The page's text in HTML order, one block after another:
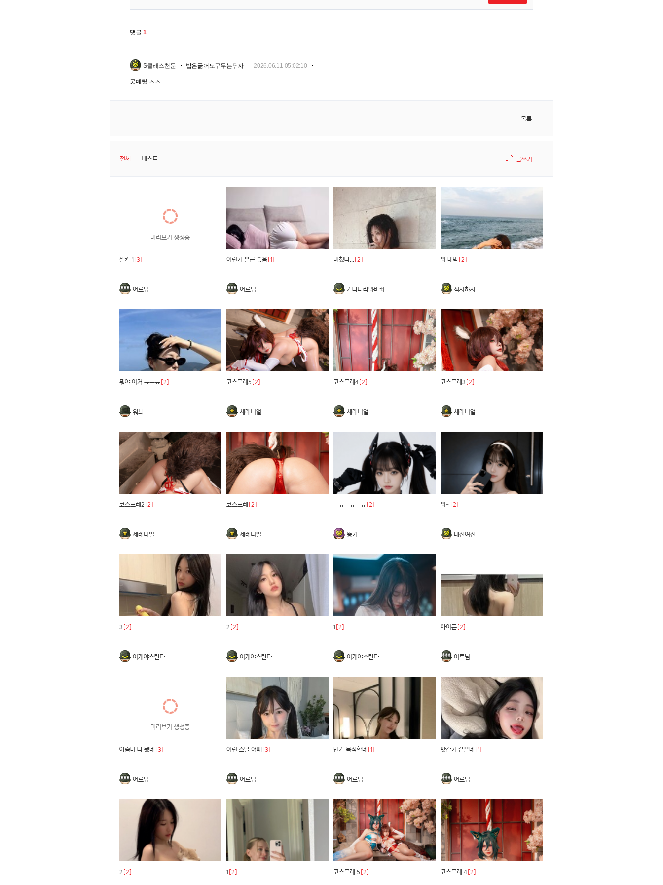
댓글 1
S클래스천문 밥은굶어도구두는닦자 2026.06.11 05:02:10
굿베릿 ㅅㅅ
목록
전체 베스트 글쓰기
미리보기 생성중
셀카 1 [3]
어로님
이런거 은근 좋음 [1]
어로님
미쳤다... [2]
가나다라뫄바솨
와 대박 [2]
식사하자
뭐야 이거 ㅠㅠㅠ [2]
워늬
코스프레5 [2]
세레니얼
코스프레4 [2]
세레니얼
코스프레3 [2]
세레니얼
코스프레2 [2]
세레니얼
코스프레 [2]
세레니얼
ㅠㅠㅠㅠㅠㅠ [2]
뚱기
와~ [2]
대전여신
3 [2]
이게야스란다
2 [2]
이게야스란다
1 [2]
이게야스란다
아이폰 [2]
어로님
미리보기 생성중
아줌마 다 됐네 [3]
어로님
이런 스탈 어때 [3]
어로님
먼가 묵직한데 [1]
어로님
맛간거 같은데 [1]
어로님
2 [2] 1 [2] 코스프레 5 [2] 코스프레 4 [2]